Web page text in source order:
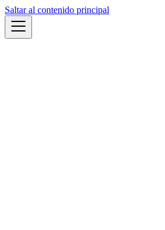
Saltar al contenido principal